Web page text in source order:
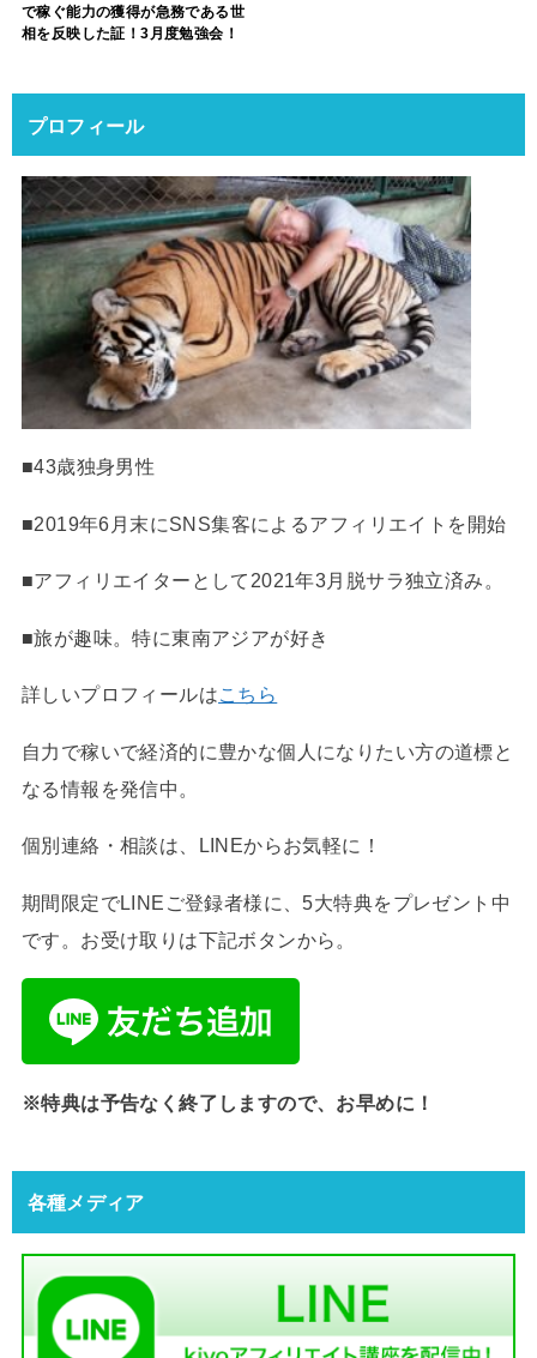
で稼ぐ能力の獲得が急務である世
相を反映した証！3月度勉強会！
プロフィール
■43歳独身男性
■2019年6月末にSNS集客によるアフィリエイトを開始
■アフィリエイターとして2021年3月脱サラ独立済み。
■旅が趣味。特に東南アジアが好き
詳しいプロフィールはこちら
自力で稼いで経済的に豊かな個人になりたい方の道標と
なる情報を発信中。
個別連絡・相談は、LINEからお気軽に！
期間限定でLINEご登録者様に、5大特典をプレゼント中
です。お受け取りは下記ボタンから。
※特典は予告なく終了しますので、お早めに！
各種メディア